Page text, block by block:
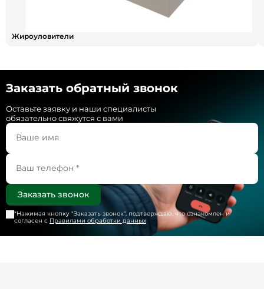
Жироуловители
Заказать обратный звонок
Оставьте заявку и наши специалисты
обязательно свяжутся с вами
*Нажимая кнопку "Заказать звонок", подтверждаю, что ознакомлен и
согласен с Правилами обработки данных